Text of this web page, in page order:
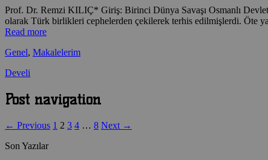
Prof. Dr. Remzi KILIÇ* Giriş: Birinci Dünya Savaşı Osmanlı
olarak Türk birlikleri cephelerden çekilerek terhis edilmişlerdi. Öte
Read more
Genel, Makalelerim
Develi
Post navigation
← Previous 1 2 3 4 … 8 Next →
Son Yazılar